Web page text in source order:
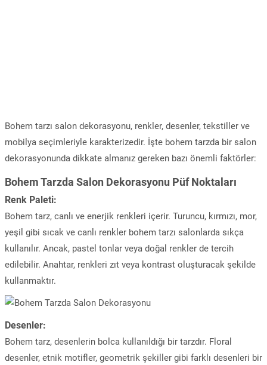
Bohem tarzı salon dekorasyonu, renkler, desenler, tekstiller ve
mobilya seçimleriyle karakterizedir. İşte bohem tarzda bir salon
dekorasyonunda dikkate almanız gereken bazı önemli faktörler:
Bohem Tarzda Salon Dekorasyonu Püf Noktaları
Renk Paleti:
Bohem tarz, canlı ve enerjik renkleri içerir. Turuncu, kırmızı, mor,
yeşil gibi sıcak ve canlı renkler bohem tarzı salonlarda sıkça
kullanılır. Ancak, pastel tonlar veya doğal renkler de tercih
edilebilir. Anahtar, renkleri zıt veya kontrast oluşturacak şekilde
kullanmaktır.
Desenler:
Bohem tarz, desenlerin bolca kullanıldığı bir tarzdır. Floral
desenler, etnik motifler, geometrik şekiller gibi farklı desenleri bir